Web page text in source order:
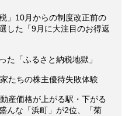
」10月からの制度改正前の
した「9月に大注目のお得返
「ふるさと納税地獄」
たちの株主優待失敗体験
産価格が上がる駅・下がる
んな「浜町」が2位、「菊